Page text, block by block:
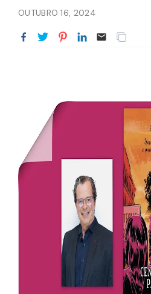
OUTUBRO 16, 2024